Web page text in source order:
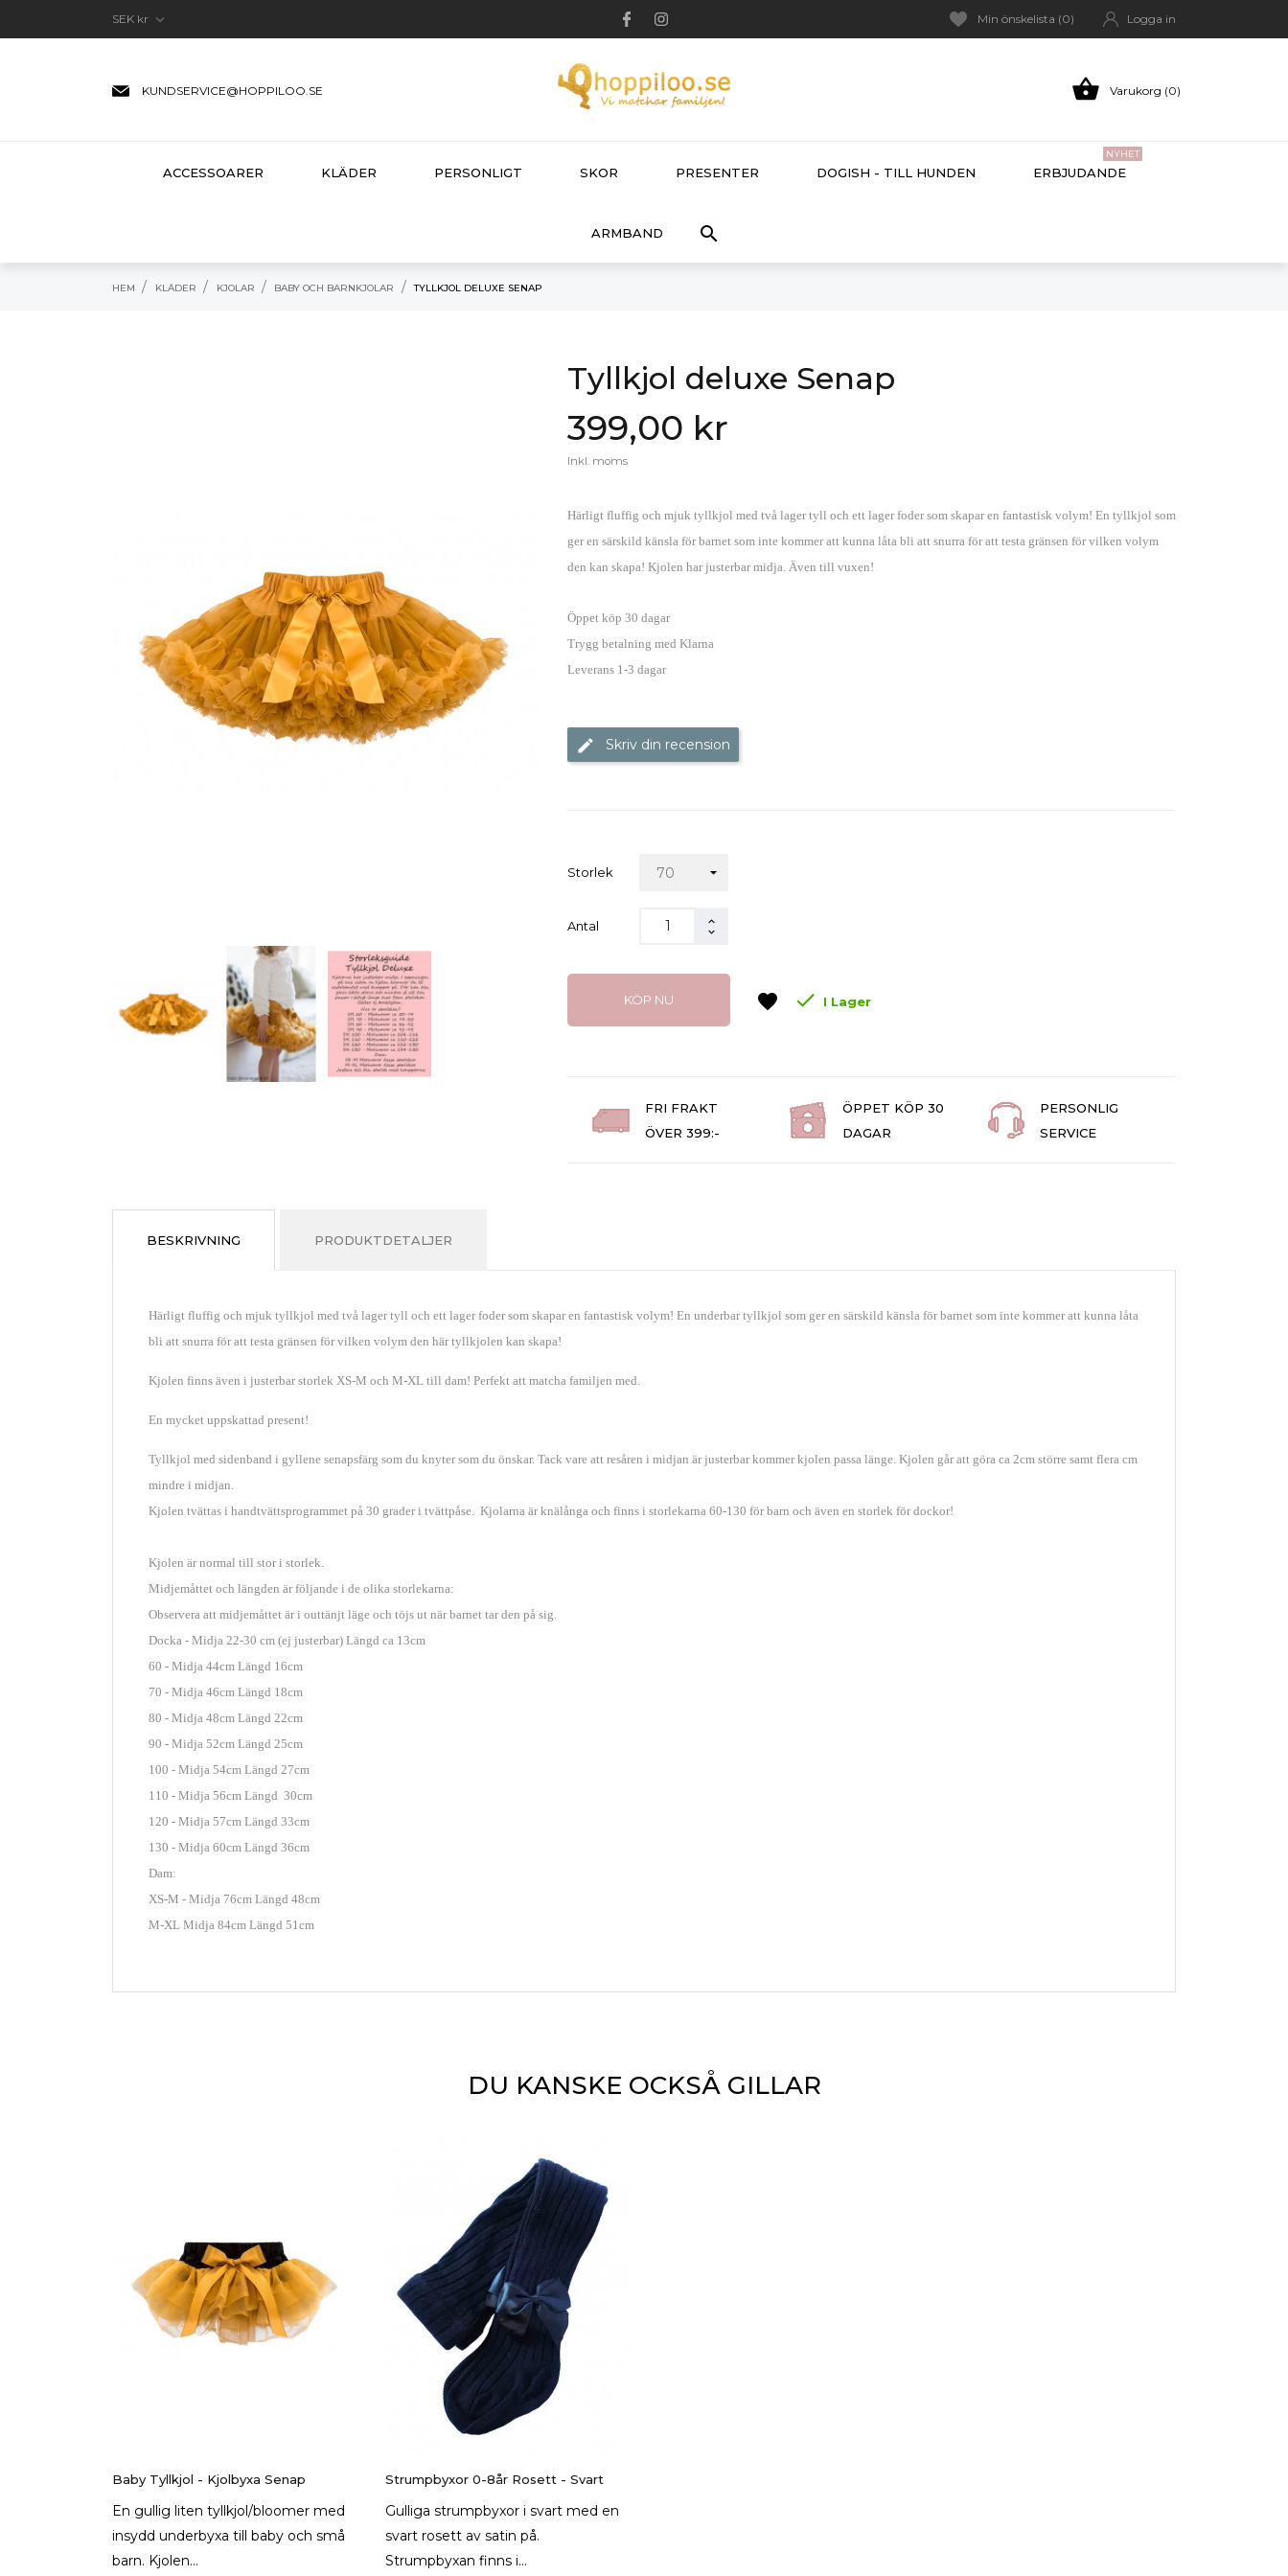
SEK kr  Min önskelista (0) Logga in
KUNDSERVICE@HOPPILOO.SE  Varukorg (0)
ACCESSOARER KLÄDER PERSONLIGT SKOR PRESENTER DOGISH - TILL HUNDEN ERBJUDANDE
NYHET
ARMBAND 
HEM KLÄDER KJOLAR BABY OCH BARNKJOLAR TYLLKJOL DELUXE SENAP
Tyllkjol deluxe Senap
399,00 kr
Inkl. moms
Härligt fluffig och mjuk tyllkjol med två lager tyll och ett lager foder som skapar en fantastisk volym! En tyllkjol som
ger en särskild känsla för barnet som inte kommer att kunna låta bli att snurra för att testa gränsen för vilken volym
den kan skapa! Kjolen har justerbar midja. Även till vuxen!
Öppet köp 30 dagar
Trygg betalning med Klarna
Leverans 1-3 dagar
edit Skriv din recension
Storlek
Antal
KÖP NU favorite  I Lager
FRI FRAKT
ÖVER 399:-
ÖPPET KÖP 30
DAGAR
PERSONLIG
SERVICE
BESKRIVNING PRODUKTDETALJER
Härligt fluffig och mjuk tyllkjol med två lager tyll och ett lager foder som skapar en fantastisk volym! En underbar tyllkjol som ger en särskild känsla för barnet som inte kommer att kunna låta
bli att snurra för att testa gränsen för vilken volym den här tyllkjolen kan skapa!
Kjolen finns även i justerbar storlek XS-M och M-XL till dam! Perfekt att matcha familjen med.
En mycket uppskattad present!
Tyllkjol med sidenband i gyllene senapsfärg som du knyter som du önskar. Tack vare att resåren i midjan är justerbar kommer kjolen passa länge. Kjolen går att göra ca 2cm större samt flera cm
mindre i midjan.
Kjolen tvättas i handtvättsprogrammet på 30 grader i tvättpåse. Kjolarna är knälånga och finns i storlekarna 60-130 för barn och även en storlek för dockor!
Kjolen är normal till stor i storlek.
Midjemåttet och längden är följande i de olika storlekarna:
Observera att midjemåttet är i outtänjt läge och töjs ut när barnet tar den på sig.
Docka - Midja 22-30 cm (ej justerbar) Längd ca 13cm
60 - Midja 44cm Längd 16cm
70 - Midja 46cm Längd 18cm
80 - Midja 48cm Längd 22cm
90 - Midja 52cm Längd 25cm
100 - Midja 54cm Längd 27cm
110 - Midja 56cm Längd 30cm
120 - Midja 57cm Längd 33cm
130 - Midja 60cm Längd 36cm
Dam:
XS-M - Midja 76cm Längd 48cm
M-XL Midja 84cm Längd 51cm
DU KANSKE OCKSÅ GILLAR
Baby Tyllkjol - Kjolbyxa Senap
En gullig liten tyllkjol/bloomer med
insydd underbyxa till baby och små
barn. Kjolen...
Strumpbyxor 0-8år Rosett - Svart
Gulliga strumpbyxor i svart med en
svart rosett av satin på.
Strumpbyxan finns i...